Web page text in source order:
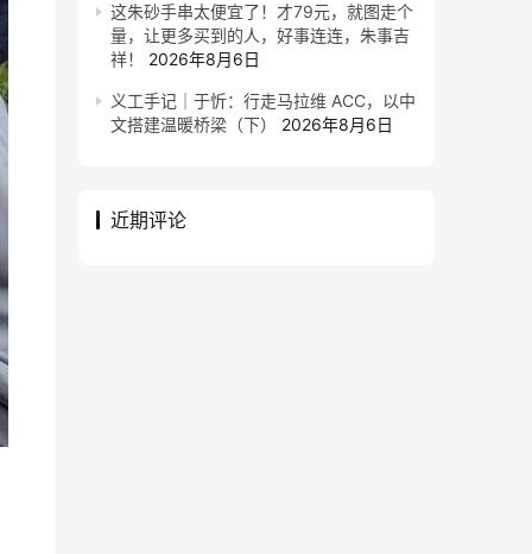
这朱砂手串太便宜了！才79元，就图走个
量，让更多买到的人，好事连连，朱事吉
祥！
2026年8月6日
义工手记｜于忻：行走马拉维 ACC，以中
文搭建温暖桥梁（下）
2026年8月6日
近期评论